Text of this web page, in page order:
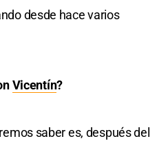
desde hace varios
Vicentín?
saber es, después del